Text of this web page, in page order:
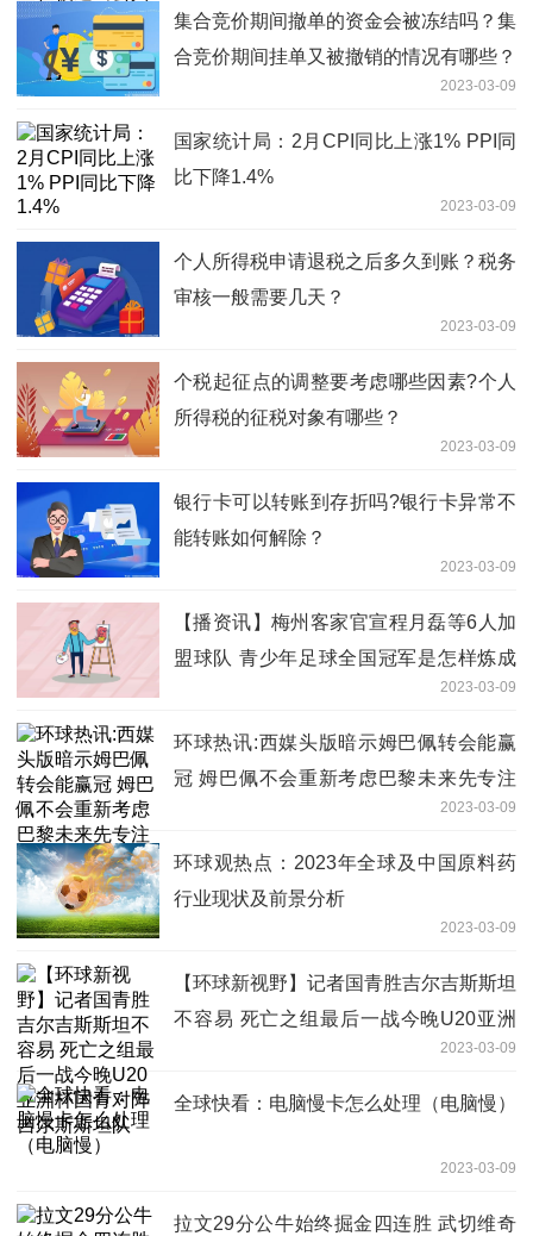
集合竞价期间撤单的资金会被冻结吗？集
合竞价期间挂单又被撤销的情况有哪些？
2023-03-09
国家统计局：2月CPI同比上涨1% PPI同
比下降1.4%
2023-03-09
个人所得税申请退税之后多久到账？税务
审核一般需要几天？
2023-03-09
个税起征点的调整要考虑哪些因素?个人
所得税的征税对象有哪些？
2023-03-09
银行卡可以转账到存折吗?银行卡异常不
能转账如何解除？
2023-03-09
【播资讯】梅州客家官宣程月磊等6人加
盟球队 青少年足球全国冠军是怎样炼成
2023-03-09
环球热讯:西媒头版暗示姆巴佩转会能赢
冠 姆巴佩不会重新考虑巴黎未来先专注
2023-03-09
环球观热点：2023年全球及中国原料药
行业现状及前景分析
2023-03-09
【环球新视野】记者国青胜吉尔吉斯斯坦
不容易 死亡之组最后一战今晚U20亚洲
2023-03-09
全球快看：电脑慢卡怎么处理（电脑慢）
2023-03-09
拉文29分公牛始终掘金四连胜 武切维奇